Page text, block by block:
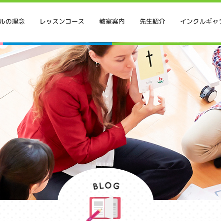
の理念 レッスンコース 教室案内 先生紹介 インクルギャ